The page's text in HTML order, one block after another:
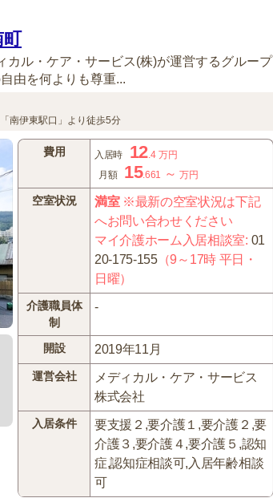
町
ル・ケア・サービス(株)が運営するグループ
由を何よりも尊重...
南伊東駅口」より徒歩5分
費用 入居時 12 .4 万円
月額
15.661 ～万円
空室状況 満室※最新の空室状況は下記
へお問い合わせください
マイ介護ホーム入居相談室: 01
20-175-155（9～17時 平日・
日曜）
介護職員体
制
-
開設 2019年11月
運営会社
メディカル・ケア・サービス
株式会社
入居条件
要支援２,要介護１,要介護２,要
介護３,要介護４,要介護５,認知
症,認知症相談可,入居年齢相談
可